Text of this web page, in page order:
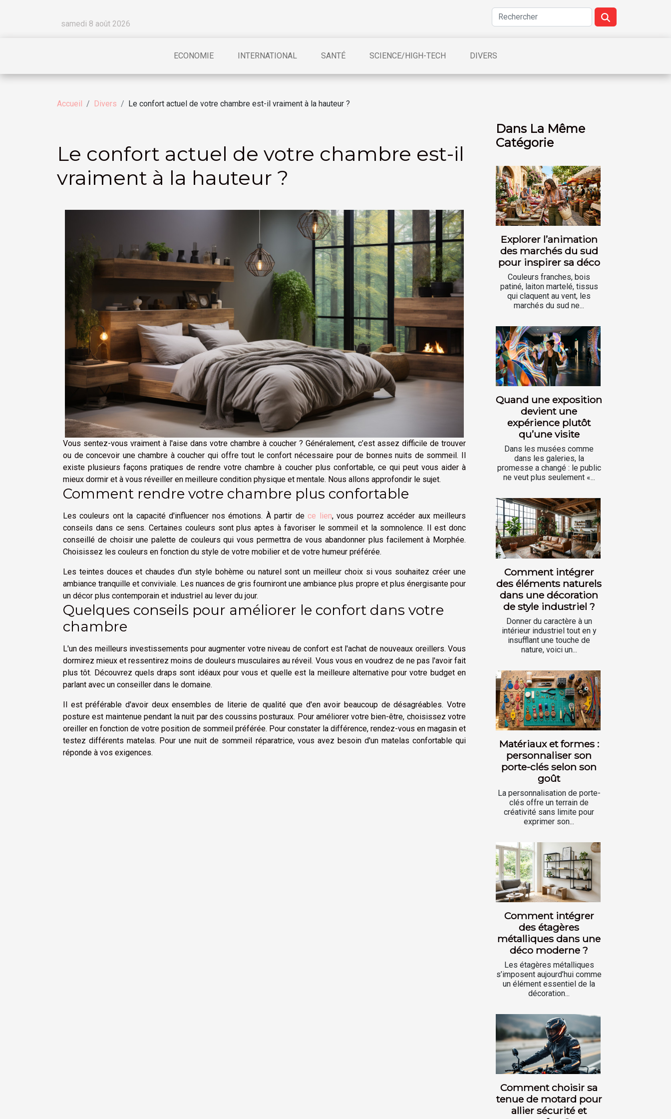
samedi 8 août 2026
ECONOMIE INTERNATIONAL SANTÉ SCIENCE/HIGH-TECH DIVERS
Accueil Divers Le confort actuel de votre chambre est-il vraiment à la hauteur ?
Le confort actuel de votre chambre est-il
vraiment à la hauteur ?
Vous sentez-vous vraiment à l'aise dans votre chambre à coucher ? Généralement, c’est assez difficile de trouver
ou de concevoir une chambre à coucher qui offre tout le confort nécessaire pour de bonnes nuits de sommeil. Il
existe plusieurs façons pratiques de rendre votre chambre à coucher plus confortable, ce qui peut vous aider à
mieux dormir et à vous réveiller en meilleure condition physique et mentale. Nous allons approfondir le sujet.
Comment rendre votre chambre plus confortable
Les couleurs ont la capacité d'influencer nos émotions. À partir dece lien, vous pourrez accéder aux meilleurs
conseils dans ce sens. Certaines couleurs sont plus aptes à favoriser le sommeil et la somnolence. Il est donc
conseillé de choisir une palette de couleurs qui vous permettra de vous abandonner plus facilement à Morphée.
Choisissez les couleurs en fonction du style de votre mobilier et de votre humeur préférée.
Les teintes douces et chaudes d'un style bohème ou naturel sont un meilleur choix si vous souhaitez créer une
ambiance tranquille et conviviale. Les nuances de gris fourniront une ambiance plus propre et plus énergisante pour
un décor plus contemporain et industriel au lever du jour.
Quelques conseils pour améliorer le confort dans votre
chambre
L'un des meilleurs investissements pour augmenter votre niveau de confort est l'achat de nouveaux oreillers. Vous
dormirez mieux et ressentirez moins de douleurs musculaires au réveil. Vous vous en voudrez de ne pas l'avoir fait
plus tôt. Découvrez quels draps sont idéaux pour vous et quelle est la meilleure alternative pour votre budget en
parlant avec un conseiller dans le domaine.
Il est préférable d'avoir deux ensembles de literie de qualité que d'en avoir beaucoup de désagréables. Votre
posture est maintenue pendant la nuit par des coussins posturaux. Pour améliorer votre bien-être, choisissez votre
oreiller en fonction de votre position de sommeil préférée. Pour constater la différence, rendez-vous en magasin et
testez différents matelas. Pour une nuit de sommeil réparatrice, vous avez besoin d'un matelas confortable qui
réponde à vos exigences.
Dans La Même
Catégorie
Explorer l’animation
des marchés du sud
pour inspirer sa déco
Couleurs franches, bois
patiné, laiton martelé, tissus
qui claquent au vent, les
marchés du sud ne...
Quand une exposition
devient une
expérience plutôt
qu’une visite
Dans les musées comme
dans les galeries, la
promesse a changé : le public
ne veut plus seulement «...
Comment intégrer
des éléments naturels
dans une décoration
de style industriel ?
Donner du caractère à un
intérieur industriel tout en y
insufflant une touche de
nature, voici un...
Matériaux et formes :
personnaliser son
porte-clés selon son
goût
La personnalisation de porte-
clés offre un terrain de
créativité sans limite pour
exprimer son...
Comment intégrer
des étagères
métalliques dans une
déco moderne ?
Les étagères métalliques
s’imposent aujourd’hui comme
un élément essentiel de la
décoration...
Comment choisir sa
tenue de motard pour
allier sécurité et